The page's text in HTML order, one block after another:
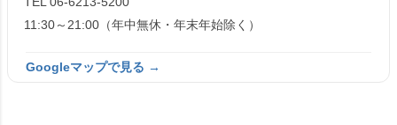
11:30～21:00（年中無休・年末年始除く）
Googleマップで見る →